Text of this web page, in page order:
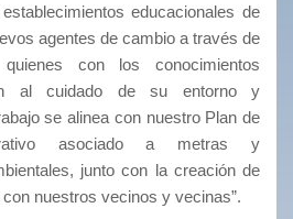
educacionales de
agentes de cambio a través de
quienes con los conocimientos
al cuidado de su entorno y
se alinea con nuestro Plan de
asociado a metras y
junto con la creación de
nuestros vecinos y vecinas”.